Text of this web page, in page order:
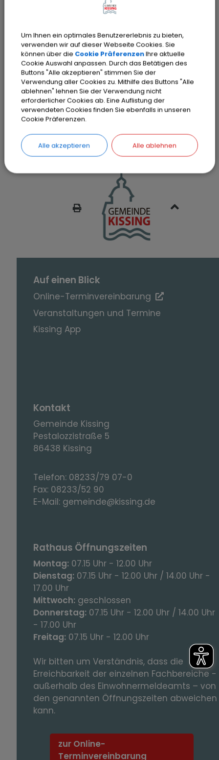
OpenStreetMap wird
derzeit nicht angezeigt
Bitte aktivieren Sie "OpenStreetMap"
in Ihren Cookie Einstellungen.
Cookies Anpassen
Auf einen Blick
Online-Terminvereinbarung
Veranstaltungen und Termine
Kissing App
Kontakt
Gemeinde Kissing
Pestalozzistraße 5
86438 Kissing
Telefon: 08233/79 07-0
Fax: 08233/52 90
E-Mail: gemeinde@kissing.de
Rathaus Öffnungszeiten
Montag: 07.15 Uhr - 12.00 Uhr
Dienstag: 07.15 Uhr - 12.00 Uhr / 14.00 Uhr -
17.00 Uhr
Mittwoch: geschlossen
Donnerstag: 07.15 Uhr - 12.00 Uhr / 14.00 Uhr
- 17.00 Uhr
Freitag: 07.15 Uhr - 12.00 Uhr
Wir bitten um Verständnis, dass die
Erreichbarkeit der einzelnen Fachbereiche -
außerhalb des Einwohnermeldeamts – von
den genannten Öffnungszeiten abweichen
kann.
zur Online-
Terminvereinbarung
Um Ihnen ein optimales Benutzererlebnis zu bieten,
verwenden wir auf dieser Webseite Cookies. Sie
können über die Cookie PräferenzenIhre aktuelle
Cookie Auswahl anpassen. Durch das Betätigen des
Buttons "Alle akzeptieren" stimmen Sie der
Verwendung aller Cookies zu. Mithilfe des Buttons "Alle
ablehnen" lehnen Sie der Verwendung nicht
erforderlicher Cookies ab. Eine Auflistung der
verwendeten Cookies finden Sie ebenfalls in unseren
Cookie Präferenzen.
Alle akzeptieren Alle ablehnen